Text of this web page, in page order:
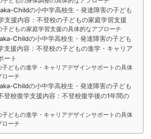
Childの小中学高校生・発達障害の子ども
支援内容：不登校の子どもの家庭学習支援
子どもの家庭学習支援の具体的なアプローチ
Childの小中学高校生・発達障害の子ども
支援内容：不登校の子どもの進学・キャリア
ート
子どもの進学・キャリアデザインサポートの具体
ローチ
Childの小中学高校生・発達障害の子ども
登校復学支援内容：不登校復学後の1年間の
子どもの進学・キャリアデザインサポートの具体
ローチ